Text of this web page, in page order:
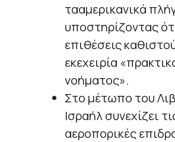
τααμερικανικά
υποστηρίζοντας
επιθέσεις
εκεχειρία
νοήματος».
Στο μέτωπο του
Ισραήλ συνεχίζει
αεροπορικές